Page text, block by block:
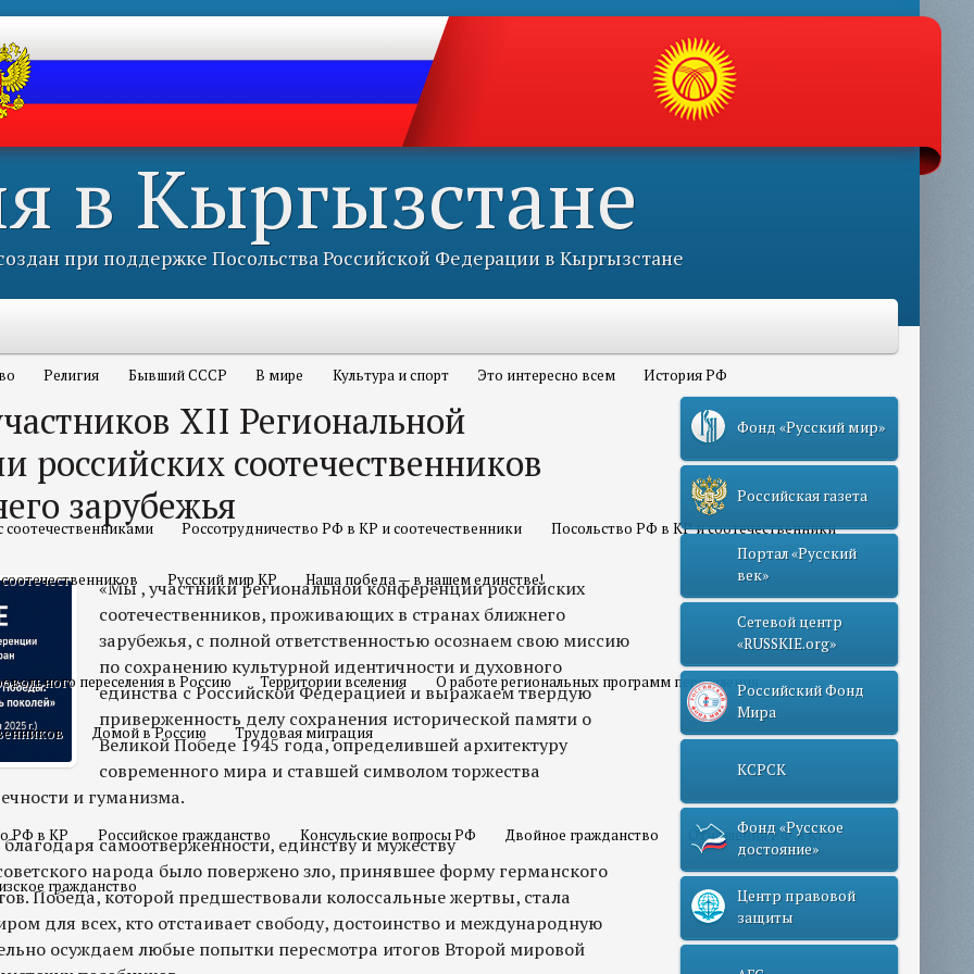
в Кыргызстане
при поддержке Посольства Российской Федерации в Кыргызстане
Религия Бывший СССР В мире Культура и спорт Это интересно всем История РФ
соотечественниками Россотрудничество РФ в КР и соотечественники Посольство РФ в КР и соотечественники
Русский мир КР Наша победа — в нашем единстве!
переселения в Россию Территории вселения О работе региональных программ переселения
Домой в Россию Трудовая миграция
РФ в КР Российское гражданство Консульские вопросы РФ Двойное гражданство Отношения РФ и КР
гражданство
XII Региональной
российских соотечественников
зарубежья
«Мы , участники региональной конференции российских
соотечественников, проживающих в странах ближнего
зарубежья, с полной ответственностью осознаем свою миссию
по сохранению культурной идентичности и духовного
единства с Российской Федерацией и выражаем твердую
приверженность делу сохранения исторической памяти о
Великой Победе 1945 года, определившей архитектуру
современного мира и ставшей символом торжества
и гуманизма.
самоотверженности, единству и мужеству
народа было повержено зло, принявшее форму германского
Победа, которой предшествовали колоссальные жертвы, стала
для всех, кто отстаивает свободу, достоинство и международную
осуждаем любые попытки пересмотра итогов Второй мировой
Фонд «Русский мир»
Российская газета
Портал «Русский
век»
Сетевой центр
«RUSSKIE.org»
Российский Фонд
Мира
КСРСК
Фонд «Русское
достояние»
Центр правовой
защиты